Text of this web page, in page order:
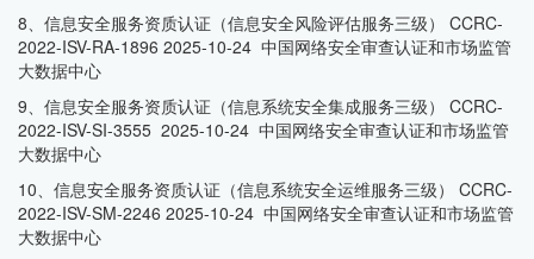
8、信息安全服务资质认证（信息安全风险评估服务三级） CCRC-
2022-ISV-RA-1896 2025-10-24 中国网络安全审查认证和市场监管
大数据中心
9、信息安全服务资质认证（信息系统安全集成服务三级） CCRC-
2022-ISV-SI-3555 2025-10-24 中国网络安全审查认证和市场监管
大数据中心
10、信息安全服务资质认证（信息系统安全运维服务三级） CCRC-
2022-ISV-SM-2246 2025-10-24 中国网络安全审查认证和市场监管
大数据中心